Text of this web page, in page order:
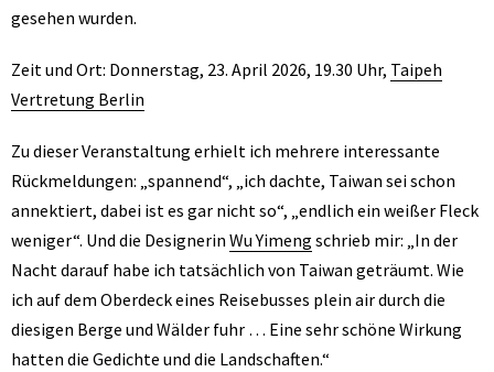
gesehen wurden.
Zeit und Ort: Donnerstag, 23. April 2026, 19.30 Uhr, Taipeh
Vertretung Berlin
Zu dieser Veranstaltung erhielt ich mehrere interessante
Rückmeldungen: „spannend“, „ich dachte, Taiwan sei schon
annektiert, dabei ist es gar nicht so“, „endlich ein weißer Fleck
weniger“. Und die Designerin Wu Yimeng schrieb mir: „In der
Nacht darauf habe ich tatsächlich von Taiwan geträumt. Wie
ich auf dem Oberdeck eines Reisebusses plein air durch die
diesigen Berge und Wälder fuhr … Eine sehr schöne Wirkung
hatten die Gedichte und die Landschaften.“